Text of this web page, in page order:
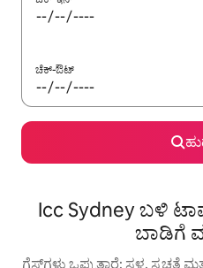
ಚೆಕ್-ಔಟ್
Icc Sydney ಬಳಿ
ಬಾಡಿಗೆ
ಗೆಸ್ಟ್‌ಗಳು ಒಪ್ಪುತ್ತಾರೆ: ಸ್ಥಳ, ಸ್ವಚ್ಛತೆ